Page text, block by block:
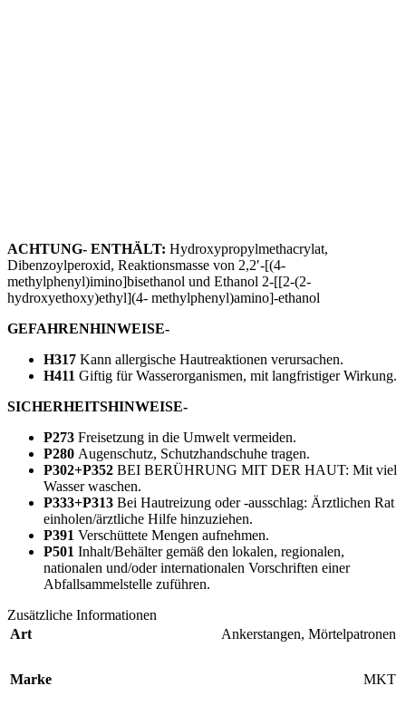
ACHTUNG- ENTHÄLT: Hydroxypropylmethacrylat,
Dibenzoylperoxid, Reaktionsmasse von 2,2′-[(4-
methylphenyl)imino]bisethanol und Ethanol 2-[[2-(2-
hydroxyethoxy)ethyl](4- methylphenyl)amino]-ethanol
GEFAHRENHINWEISE-
H317 Kann allergische Hautreaktionen verursachen.
H411 Giftig für Wasserorganismen, mit langfristiger Wirkung.
SICHERHEITSHINWEISE-
P273 Freisetzung in die Umwelt vermeiden.
P280 Augenschutz, Schutzhandschuhe tragen.
P302+P352 BEI BERÜHRUNG MIT DER HAUT: Mit viel
Wasser waschen.
P333+P313 Bei Hautreizung oder -ausschlag: Ärztlichen Rat
einholen/ärztliche Hilfe hinzuziehen.
P391 Verschüttete Mengen aufnehmen.
P501 Inhalt/Behälter gemäß den lokalen, regionalen,
nationalen und/oder internationalen Vorschriften einer
Abfallsammelstelle zuführen.
Zusätzliche Informationen
Art
Ankerstangen, Mörtelpatronen
Marke MKT